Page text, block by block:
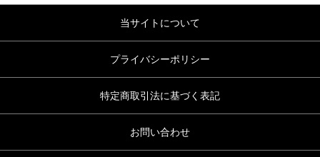
当サイトについて
プライバシーポリシー
特定商取引法に基づく表記
お問い合わせ